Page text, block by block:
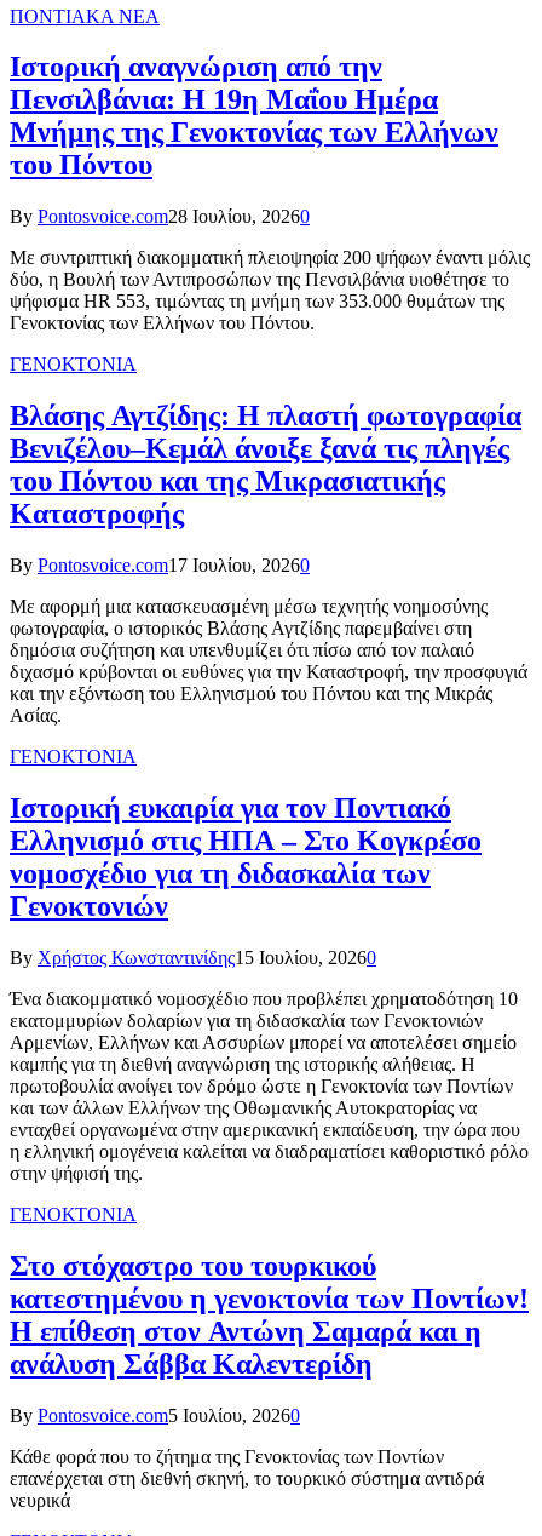
ΠΟΝΤΙΑΚΑ ΝΕΑ
Ιστορική αναγνώριση από την
Πενσιλβάνια: Η 19η Μαΐου Ημέρα
Μνήμης της Γενοκτονίας των Ελλήνων
του Πόντου
By Pontosvoice.com28 Ιουλίου, 20260
Με συντριπτική διακομματική πλειοψηφία 200 ψήφων έναντι μόλις
δύο, η Βουλή των Αντιπροσώπων της Πενσιλβάνια υιοθέτησε το
ψήφισμα HR 553, τιμώντας τη μνήμη των 353.000 θυμάτων της
Γενοκτονίας των Ελλήνων του Πόντου.
ΓΕΝΟΚΤΟΝΙΑ
Βλάσης Αγτζίδης: Η πλαστή φωτογραφία
Βενιζέλου–Κεμάλ άνοιξε ξανά τις πληγές
του Πόντου και της Μικρασιατικής
Καταστροφής
By Pontosvoice.com17 Ιουλίου, 20260
Με αφορμή μια κατασκευασμένη μέσω τεχνητής νοημοσύνης
φωτογραφία, ο ιστορικός Βλάσης Αγτζίδης παρεμβαίνει στη
δημόσια συζήτηση και υπενθυμίζει ότι πίσω από τον παλαιό
διχασμό κρύβονται οι ευθύνες για την Καταστροφή, την προσφυγιά
και την εξόντωση του Ελληνισμού του Πόντου και της Μικράς
Ασίας.
ΓΕΝΟΚΤΟΝΙΑ
Ιστορική ευκαιρία για τον Ποντιακό
Ελληνισμό στις ΗΠΑ – Στο Κογκρέσο
νομοσχέδιο για τη διδασκαλία των
Γενοκτονιών
By Χρήστος Κωνσταντινίδης15 Ιουλίου, 20260
Ένα διακομματικό νομοσχέδιο που προβλέπει χρηματοδότηση 10
εκατομμυρίων δολαρίων για τη διδασκαλία των Γενοκτονιών
Αρμενίων, Ελλήνων και Ασσυρίων μπορεί να αποτελέσει σημείο
καμπής για τη διεθνή αναγνώριση της ιστορικής αλήθειας. Η
πρωτοβουλία ανοίγει τον δρόμο ώστε η Γενοκτονία των Ποντίων
και των άλλων Ελλήνων της Οθωμανικής Αυτοκρατορίας να
ενταχθεί οργανωμένα στην αμερικανική εκπαίδευση, την ώρα που
η ελληνική ομογένεια καλείται να διαδραματίσει καθοριστικό ρόλο
στην ψήφισή της.
ΓΕΝΟΚΤΟΝΙΑ
Στο στόχαστρο του τουρκικού
κατεστημένου η γενοκτονία των Ποντίων!
Η επίθεση στον Αντώνη Σαμαρά και η
ανάλυση Σάββα Καλεντερίδη
By Pontosvoice.com5 Ιουλίου, 20260
Κάθε φορά που το ζήτημα της Γενοκτονίας των Ποντίων
επανέρχεται στη διεθνή σκηνή, το τουρκικό σύστημα αντιδρά
νευρικά